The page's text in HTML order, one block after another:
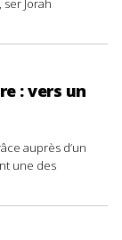
Jorah
: vers un
auprès d’un
une des